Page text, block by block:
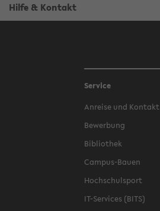
Hilfe & Kontakt
Service
Anreise und Kontakt
Bewerbung
Bibliothek
Campus-Bauen
Hochschulsport
IT-Services (BITS)